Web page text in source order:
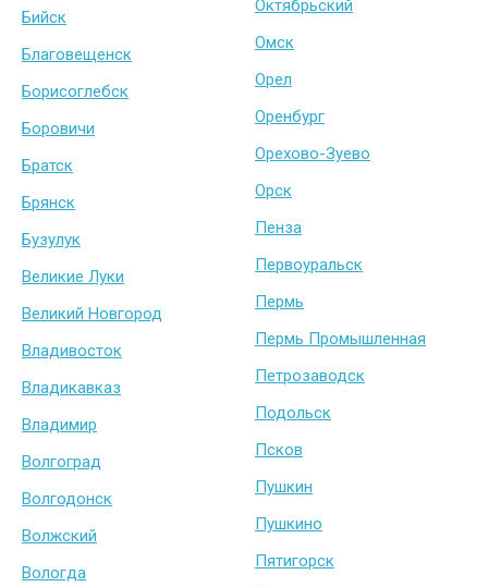
Бийск
Благовещенск
Борисоглебск
Боровичи
Братск
Брянск
Бузулук
Великие Луки
Великий Новгород
Владивосток
Владикавказ
Владимир
Волгоград
Волгодонск
Волжский
Вологда
Октябрьский
Омск
Орел
Оренбург
Орехово-Зуево
Орск
Пенза
Первоуральск
Пермь
Пермь Промышленная
Петрозаводск
Подольск
Псков
Пушкин
Пушкино
Пятигорск